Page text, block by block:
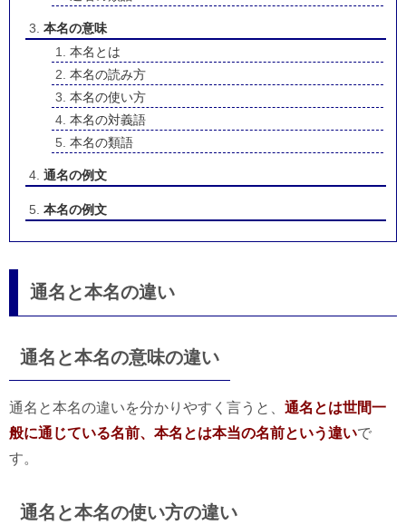
本名の意味
本名とは
本名の読み方
本名の使い方
本名の対義語
本名の類語
通名の例文
本名の例文
通名と本名の違い
通名と本名の意味の違い
通名と本名の違いを分かりやすく言うと、 通名とは世間一
般に通じている名前、本名とは本当の名前という違いで
す。
通名と本名の使い方の違い